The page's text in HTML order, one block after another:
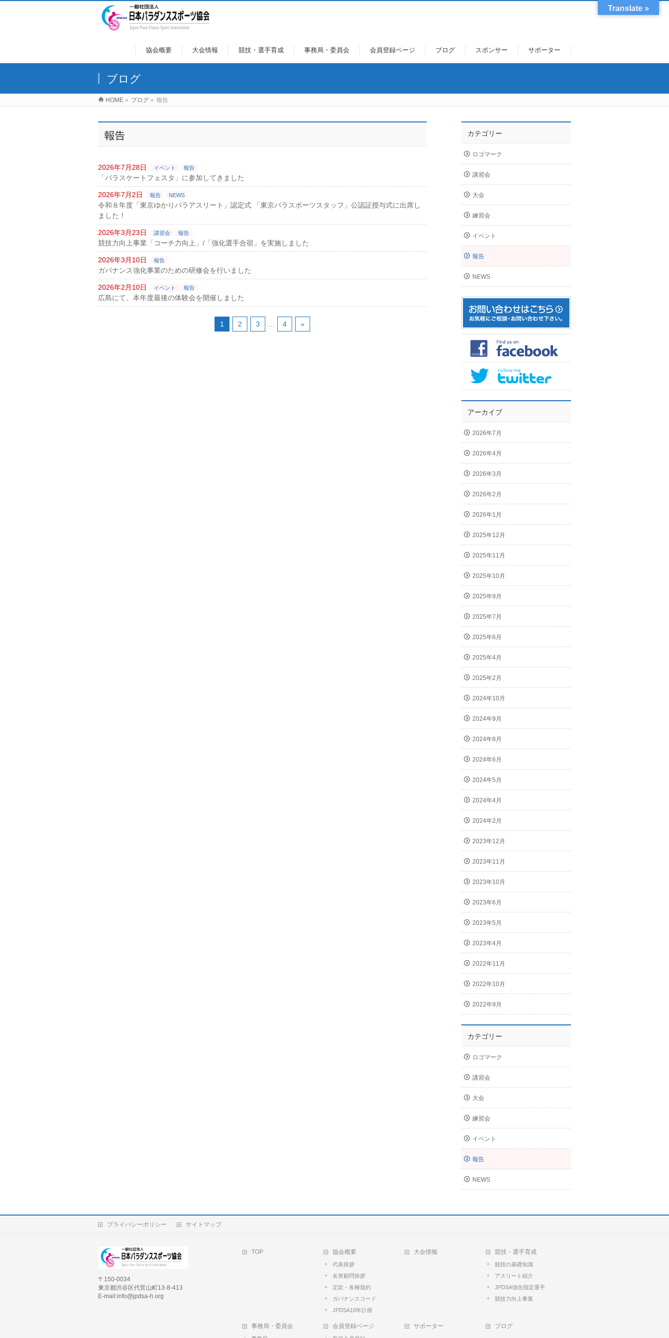
協会概要 大会情報 競技・選手育成 事務局・委員会 会員登録ページ ブログ スポンサー サポーター
ブログ
HOME » ブログ » 報告
報告
2026年7月28日 イベント 報告
「パラスケートフェスタ」に参加してきました
2026年7月2日 報告 NEWS
令和８年度「東京ゆかりパラアスリート」認定式 「東京パラスポーツスタッフ」公認証授与式に出席し
ました！
2026年3月23日 講習会 報告
競技力向上事業「コーチ力向上」/「強化選手合宿」を実施しました
2026年3月10日 報告
ガバナンス強化事業のための研修会を行いました
2026年2月10日 イベント 報告
広島にて、本年度最後の体験会を開催しました
1 2 3 4 »
カテゴリー
ロゴマーク
講習会
大会
練習会
イベント
報告
NEWS
アーカイブ
2026年7月
2026年4月
2026年3月
2026年2月
2026年1月
2025年12月
2025年11月
2025年10月
2025年9月
2025年7月
2025年6月
2025年4月
2025年2月
2024年10月
2024年9月
2024年8月
2024年6月
2024年5月
2024年4月
2024年2月
2023年12月
2023年11月
2023年10月
2023年6月
2023年5月
2023年4月
2022年11月
2022年10月
2022年9月
カテゴリー
ロゴマーク
講習会
大会
練習会
イベント
報告
NEWS
プライバシーポリシー サイトマップ
〒150-0034
東京都渋谷区代官山町13-8-413
E-mail:info@jpdsa-h.org
TOP 協会概要
代表挨拶
名誉顧問挨拶
定款・各種規約
ガバナンスコード
JPDSA10年計画
大会情報 競技・選手育成
競技の基礎知識
アスリート紹介
JPDSA強化指定選手
競技力向上事業
事務局・委員会 会員登録ページ サポーター ブログ
Translate »